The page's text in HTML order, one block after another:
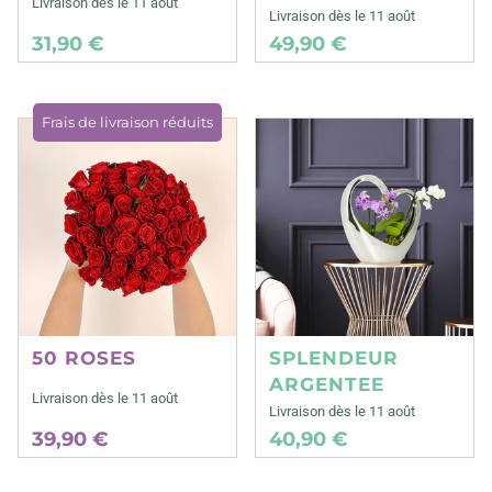
31,90 €
Livraison dès le 11 août
49,90 €
Frais de livraison réduits
50 ROSES
Livraison dès le 11 août
39,90 €
SPLENDEUR
ARGENTEE
Livraison dès le 11 août
40,90 €